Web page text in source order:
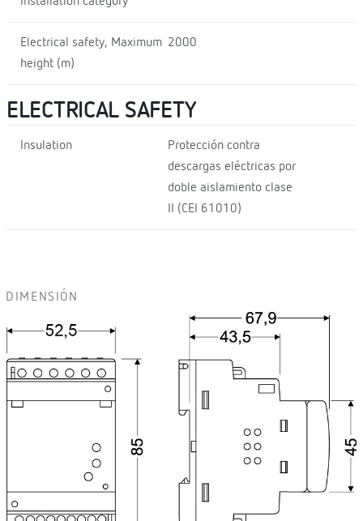
Electrical safety, Maximum
height (m)
2000
ELECTRICAL SAFETY
Insulation
Protección contra
descargas eléctricas por
doble aislamiento clase
II (CEI 61010)
DIMENSIÓN